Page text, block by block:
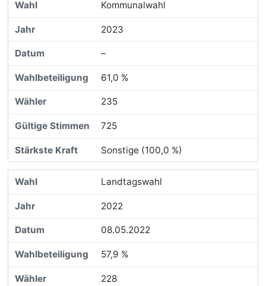
Kommunalwahl
2023
–
61,0 %
235
725
Sonstige (100,0 %)
Landtagswahl
2022
08.05.2022
57,9 %
228